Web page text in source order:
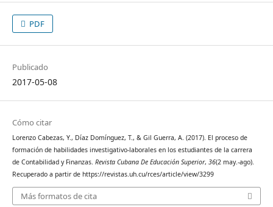
PDF
Publicado
2017-05-08
Cómo citar
Lorenzo Cabezas, Y., Díaz Domínguez, T., & Gil Guerra, A. (2017). El proceso de
formación de habilidades investigativo-laborales en los estudiantes de la carrera
de Contabilidad y Finanzas. Revista Cubana De Educación Superior, 36(2 may.-ago).
Recuperado a partir de https://revistas.uh.cu/rces/article/view/3299
Más formatos de cita